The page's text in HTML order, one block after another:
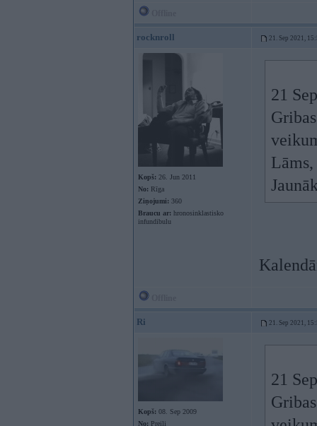
rocknroll 21. Sep 2021,
Kopš: 26. Jun 2011
No: Rīga
Ziņojumi: 360
Braucu ar: hronosinklastisko
infundibulu
21
Ri 21. Sep 2021,
Kopš: 08. Sep 2009
No: Preiļi
21